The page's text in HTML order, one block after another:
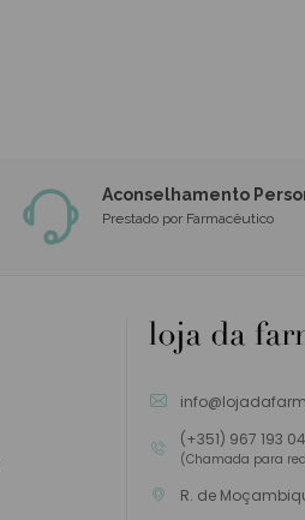
Aconselhamento
Prestado por Farmacêutico
(+351) 967 193
(Chamada para
R. de